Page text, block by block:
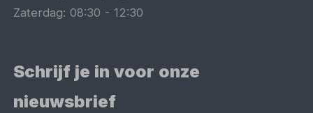
Zaterdag:08:30 -12:30
Schrijf je in voor onze
nieuwsbrief